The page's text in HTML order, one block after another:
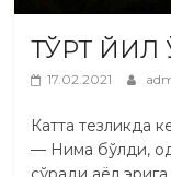
ТЎРТ ЙИЛ
17.02.2021
Катта тезликда
— Нима бўлди,